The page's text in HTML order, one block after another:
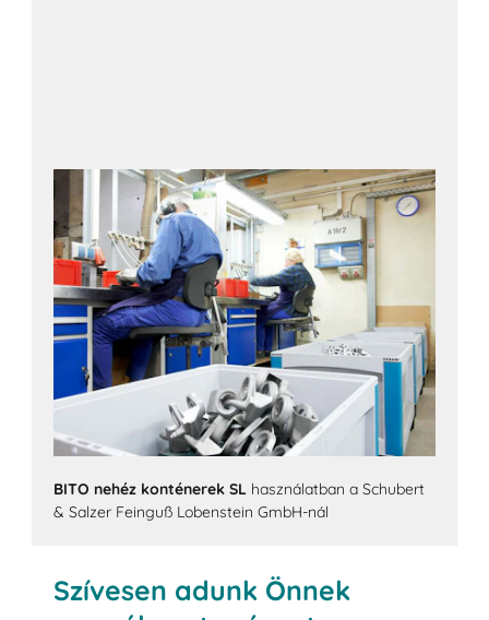
BITO nehéz konténerek SL használatban a Schubert
& Salzer Feinguß Lobenstein GmbH-nál
Szívesen adunk Önnek